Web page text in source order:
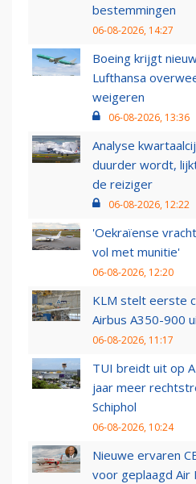
bestemmingen
06-08-2026, 14:27
Boeing krijgt
Lufthansa
weigeren
06-08-2026, 13:36
Analyse
duurder wordt,
de reiziger
06-08-2026, 12:22
'Oekraïense
vol met munitie'
06-08-2026, 12:20
KLM stelt eerste
Airbus A350-900
06-08-2026, 11:17
TUI breidt uit op
jaar meer
Schiphol
06-08-2026, 10:24
Nieuwe ervaren
voor geplaagd Air